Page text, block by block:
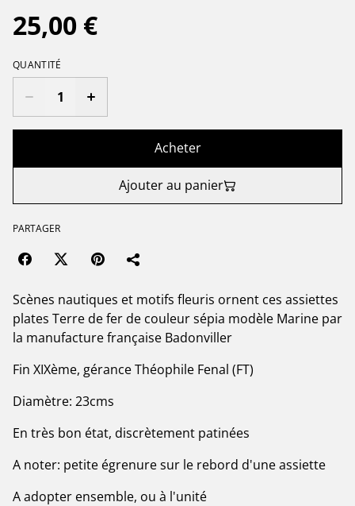
25,00 €
QUANTITÉ
Acheter
Ajouter au panier
PARTAGER
Scènes nautiques et motifs fleuris ornent ces assiettes
plates Terre de fer de couleur sépia modèle Marine par
la manufacture française Badonviller
Fin XIXème, gérance Théophile Fenal (FT)
Diamètre: 23cms
En très bon état, discrètement patinées
A noter: petite égrenure sur le rebord d'une assiette
A adopter ensemble, ou à l'unité